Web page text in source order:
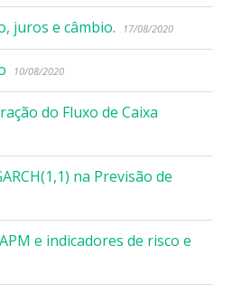
juros e câmbio. 17/08/2020
10/08/2020
do Fluxo de Caixa
na Previsão de
e indicadores de risco e